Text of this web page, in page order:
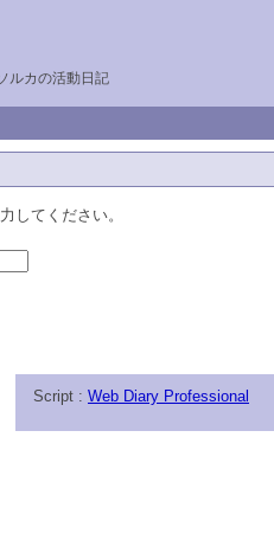
ルカの活動日記
してください。
Script : Web Diary Professional